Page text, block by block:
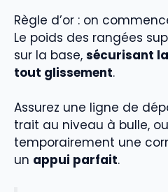
Règle d’or : on
Le poids des rangées
sur la base, sécurisant
tout glissement.
Assurez une ligne de
trait au niveau à bulle,
temporairement une
un appui parfait.